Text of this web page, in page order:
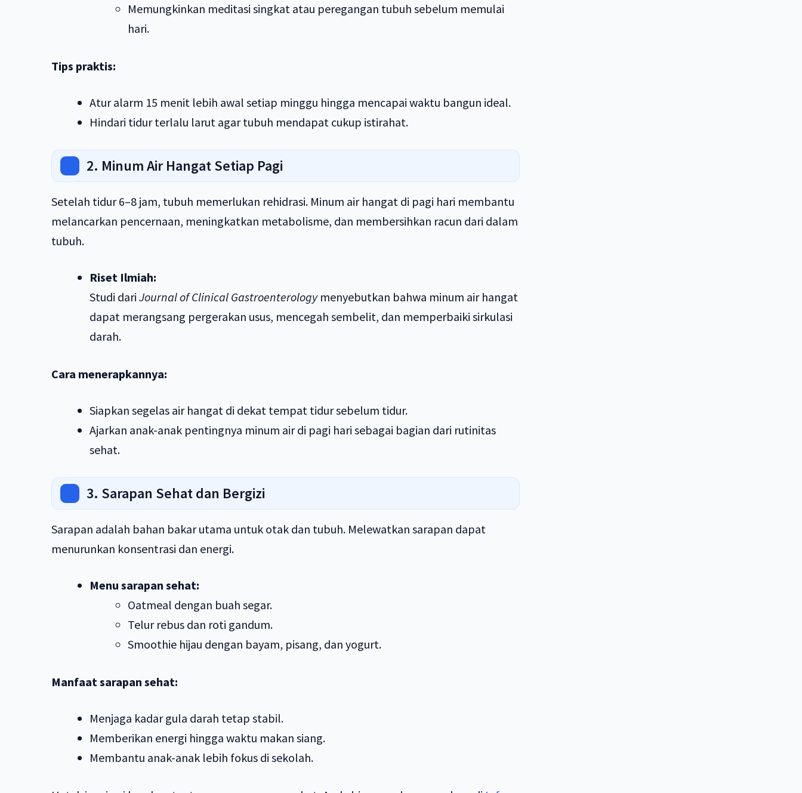
Memungkinkan meditasi singkat atau peregangan tubuh sebelum memulai
hari.
Tips praktis:
Atur alarm 15 menit lebih awal setiap minggu hingga mencapai waktu bangun ideal.
Hindari tidur terlalu larut agar tubuh mendapat cukup istirahat.
2. Minum Air Hangat Setiap Pagi
Setelah tidur 6–8 jam, tubuh memerlukan rehidrasi. Minum air hangat di pagi hari membantu
melancarkan pencernaan, meningkatkan metabolisme, dan membersihkan racun dari dalam
tubuh.
Riset Ilmiah:
Studi dariJournal of Clinical Gastroenterologymenyebutkan bahwa minum air hangat
dapat merangsang pergerakan usus, mencegah sembelit, dan memperbaiki sirkulasi
darah.
Cara menerapkannya:
Siapkan segelas air hangat di dekat tempat tidur sebelum tidur.
Ajarkan anak-anak pentingnya minum air di pagi hari sebagai bagian dari rutinitas
sehat.
3. Sarapan Sehat dan Bergizi
Sarapan adalah bahan bakar utama untuk otak dan tubuh. Melewatkan sarapan dapat
menurunkan konsentrasi dan energi.
Menu sarapan sehat:
Oatmeal dengan buah segar.
Telur rebus dan roti gandum.
Smoothie hijau dengan bayam, pisang, dan yogurt.
Manfaat sarapan sehat:
Menjaga kadar gula darah tetap stabil.
Memberikan energi hingga waktu makan siang.
Membantu anak-anak lebih fokus di sekolah.